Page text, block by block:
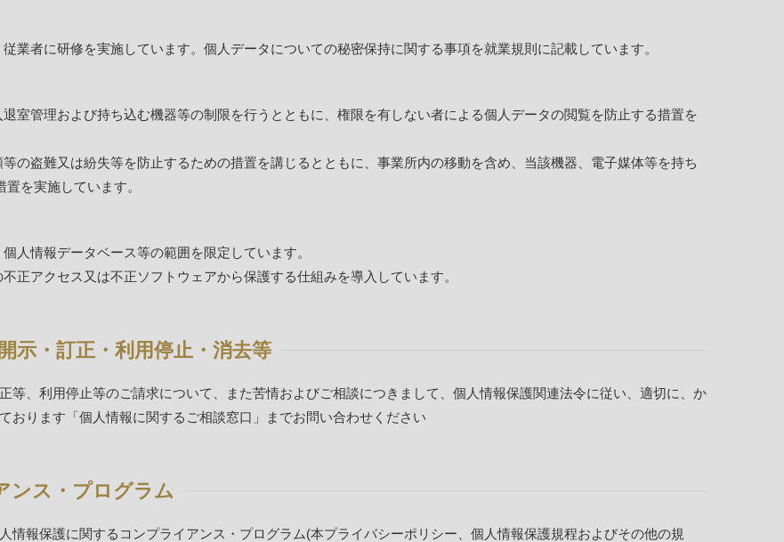
業者に研修を実施しています。個人データについての秘密保持に関する事項を就業規則に記載しています。
室管理および持ち込む機器等の制限を行うとともに、権限を有しない者による個人データの閲覧を防止する措置を
の盗難又は紛失等を防止するための措置を講じるとともに、事業所内の移動を含め、当該機器、電子媒体等を持ち
を実施しています。
人情報データベース等の範囲を限定しています。
正アクセス又は不正ソフトウェアから保護する仕組みを導入しています。
示・訂正・利用停止・消去等
等、利用停止等のご請求について、また苦情およびご相談につきまして、個人情報保護関連法令に従い、適切に、か
おります「個人情報に関するご相談窓口」までお問い合わせください
ンス・プログラム
情報保護に関するコンプライアンス・プログラム(本プライバシーポリシー、個人情報保護規程およびその他の規